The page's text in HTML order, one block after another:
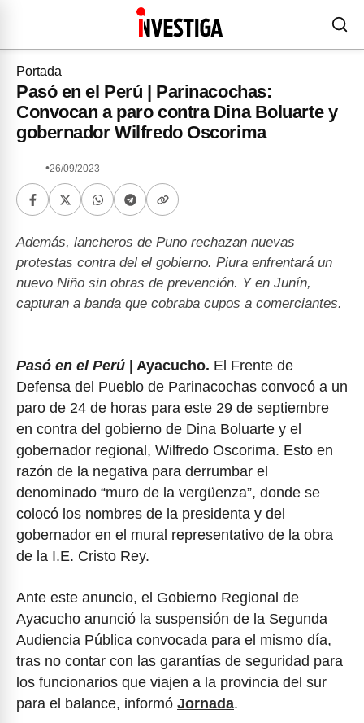
Portada
Pasó en el Perú | Parinacochas:
Convocan a paro contra Dina Boluarte y
gobernador Wilfredo Oscorima
•26/09/2023
Además, lancheros de Puno rechazan nuevas
protestas contra del el gobierno. Piura enfrentará un
nuevo Niño sin obras de prevención. Y en Junín,
capturan a banda que cobraba cupos a comerciantes.
Pasó en el Perú | Ayacucho. El Frente de
Defensa del Pueblo de Parinacochas convocó a un
paro de 24 de horas para este 29 de septiembre
en contra del gobierno de Dina Boluarte y el
gobernador regional, Wilfredo Oscorima. Esto en
razón de la negativa para derrumbar el
denominado “muro de la vergüenza”, donde se
colocó los nombres de la presidenta y del
gobernador en el mural representativo de la obra
de la I.E. Cristo Rey.
Ante este anuncio, el Gobierno Regional de
Ayacucho anunció la suspensión de la Segunda
Audiencia Pública convocada para el mismo día,
tras no contar con las garantías de seguridad para
los funcionarios que viajen a la provincia del sur
para el balance, informó Jornada.